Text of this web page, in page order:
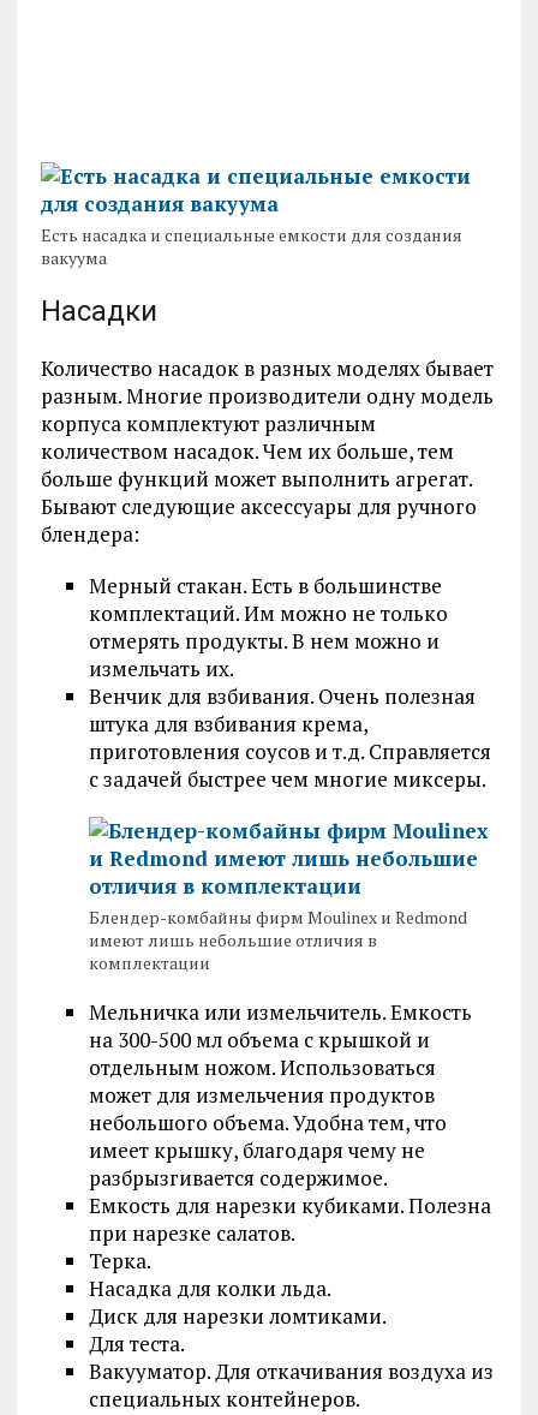
Есть насадка и специальные емкости для создания
вакуума
Насадки
Количество насадок в разных моделях бывает
разным. Многие производители одну модель
корпуса комплектуют различным
количеством насадок. Чем их больше, тем
больше функций может выполнить агрегат.
Бывают следующие аксессуары для ручного
блендера:
Мерный стакан. Есть в большинстве
комплектаций. Им можно не только
отмерять продукты. В нем можно и
измельчать их.
Венчик для взбивания. Очень полезная
штука для взбивания крема,
приготовления соусов и т.д. Справляется
с задачей быстрее чем многие миксеры.
Блендер-комбайны фирм Moulinex и Redmond
имеют лишь небольшие отличия в
комплектации
Мельничка или измельчитель. Емкость
на 300-500 мл объема с крышкой и
отдельным ножом. Использоваться
может для измельчения продуктов
небольшого объема. Удобна тем, что
имеет крышку, благодаря чему не
разбрызгивается содержимое.
Емкость для нарезки кубиками. Полезна
при нарезке салатов.
Терка.
Насадка для колки льда.
Диск для нарезки ломтиками.
Для теста.
Вакууматор. Для откачивания воздуха из
специальных контейнеров.